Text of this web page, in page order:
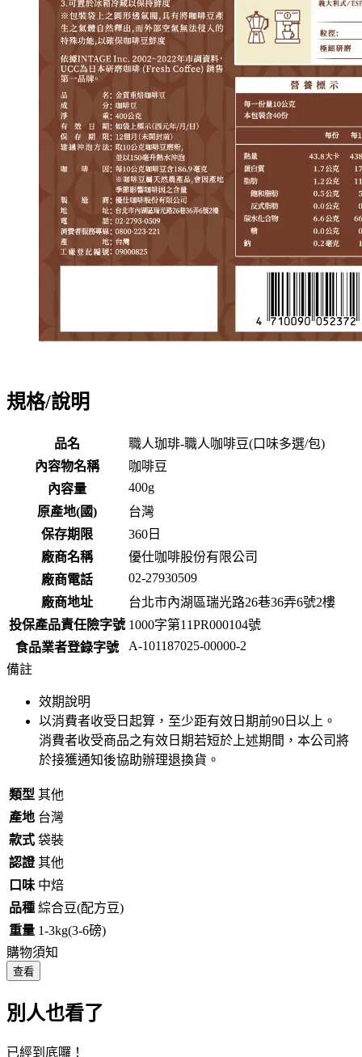
規格/說明
品名
職人珈琲-職人咖啡豆(口味多選/包)
內容物名稱
咖啡豆
內容量
400g
原產地(國)
台灣
保存期限
360 日
廠商名稱
優仕咖啡股份有限公司
廠商電話
02-27930509
廠商地址
台北市內湖區瑞光路26巷36弄6號2樓
投保產品責任險字號 1000字第11PR000104號
食品業者登錄字號
A-101187025-00000-2
備註
效期說明
以消費者收受日起算，至少距有效日期前90 日以上。
消費者收受商品之有效日期若短於上述期間，本公司將
於接獲通知後協助辦理退換貨。
類型 其他
產地 台灣
款式 袋裝
認證 其他
口味 中焙
品種 綜合豆(配方豆)
重量 1-3kg(3-6磅)
購物須知
查看
別人也看了
已經到底囉！